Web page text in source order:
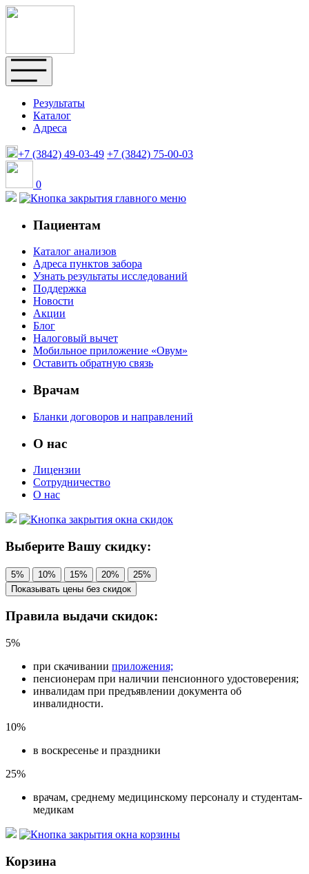
Результаты
Каталог
Адреса
+7 (3842) 49-03-49 +7 (3842) 75-00-03
0
Пациентам
Каталог анализов
Адреса пунктов забора
Узнать результаты исследований
Поддержка
Новости
Акции
Блог
Налоговый вычет
Мобильное приложение «Овум»
Оставить обратную связь
Врачам
Бланки договоров и направлений
О нас
Лицензии
Сотрудничество
О нас
Выберите Вашу скидку:
5% 10% 15% 20%
25%
Показывать цены без скидок
Правила выдачи скидок:
5%
при скачивании приложения;
пенсионерам при наличии пенсионного удостоверения;
инвалидам при предъявлении документа об
инвалидности.
10%
в воскресенье и праздники
25%
врачам, среднему медицинскому персоналу и студентам-
медикам
Корзина